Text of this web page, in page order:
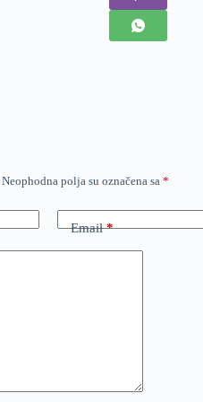
Neophodna polja su označena sa *
Email*